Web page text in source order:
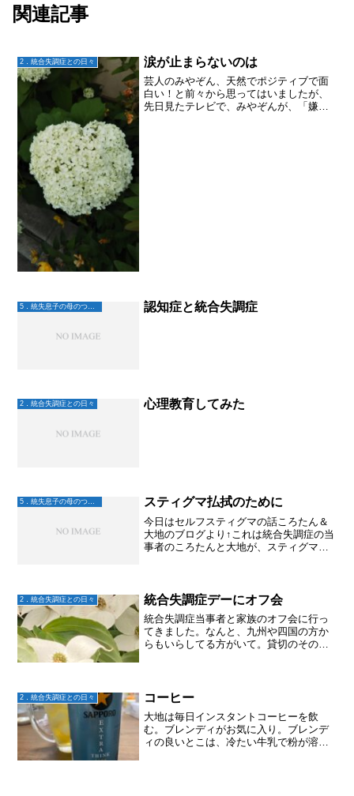
関連記事
2．統合失調症との日々 涙が止まらないのは
芸人のみやぞん、天然でポジティブで面
白い！と前々から思ってはいましたが、
先日見たテレビで、みやぞんが、「嫌な
認知症と統合失調症
2．統合失調症との日々 心理教育してみた
5．統失息子の母のつぶやき スティグマ払拭のために
今日はセルフスティグマの話ころたん＆
大地のブログより↑これは統合失調症の当
事者のころたんと大地が、スティグマに
にも話せなかったりする...
2．統合失調症との日々 統合失調症デーにオフ会
統合失調症当事者と家族のオフ会に行っ
てきました。なんと、九州や四国の方か
らもいらしてる方がいて。貸切のそのお
しかけてくれて、そこ...
2．統合失調症との日々 コーヒー
大地は毎日インスタントコーヒーを飲
む。ブレンディがお気に入り。ブレンデ
ィの良いとこは、冷たい牛乳で粉が溶